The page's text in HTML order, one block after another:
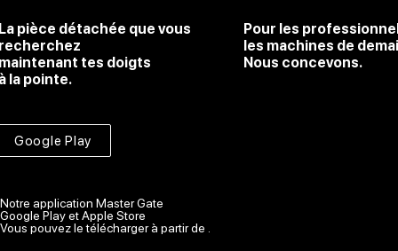
pièce détachée que vous
tes doigts
la pointe.
Pour les
les machines de
Nous concevons.
Google Play
Notre application Master Gate
Google Play et Apple Store
Vous pouvez le télécharger à partir de .